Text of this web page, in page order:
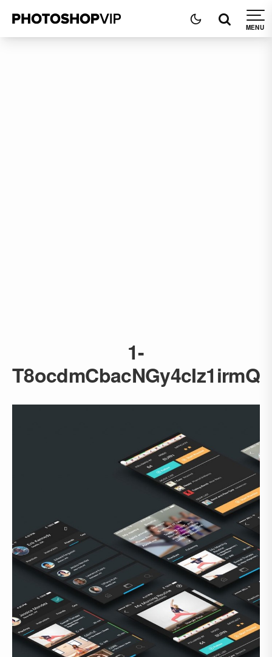
1-
T8ocdmCbacNGy4cIz1irmQ